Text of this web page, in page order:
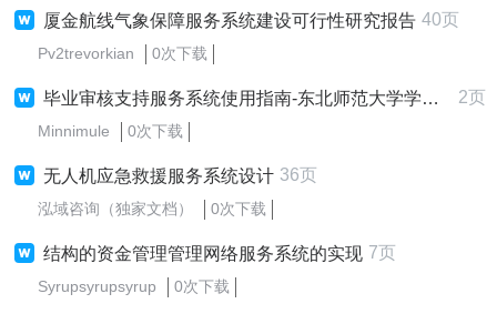
厦金航线气象保障服务系统建设可行性研究报告 40页
Pv2trevorkian 0次下载
毕业审核支持服务系统使用指南-东北师范大学学籍管理系统转 2页
Minnimule 0次下载
无人机应急救援服务系统设计 36页
泓域咨询（独家文档） 0次下载
结构的资金管理管理网络服务系统的实现 7页
Syrupsyrupsyrup 0次下载